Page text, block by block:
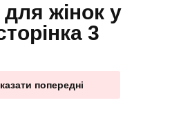
жінок у
3
попередні